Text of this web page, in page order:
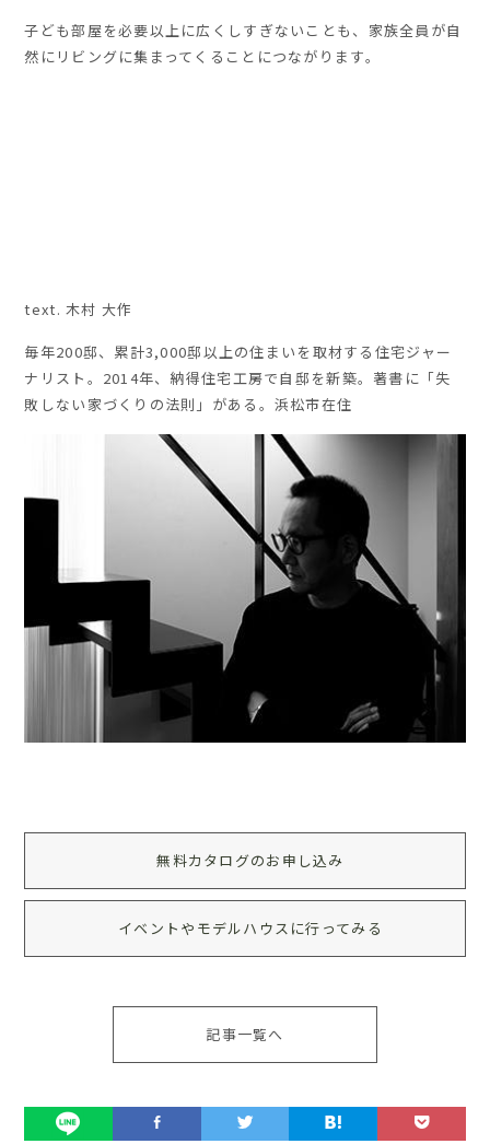
子ども部屋を必要以上に広くしすぎないことも、家族全員が自
然にリビングに集まってくることにつながります。
text. 木村 大作
毎年200邸、累計3,000邸以上の住まいを取材する住宅ジャー
ナリスト。 2014年、納得住宅工房で自邸を新築。著書に「失
敗しない家づくりの法則」がある。浜松市在住
無料カタログのお申し込み
イベントやモデルハウスに行ってみる
記事一覧へ